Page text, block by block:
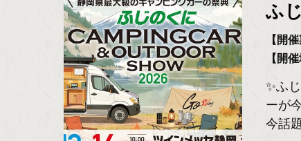
ふ
【開
【開
✨ふ
ーが
今話